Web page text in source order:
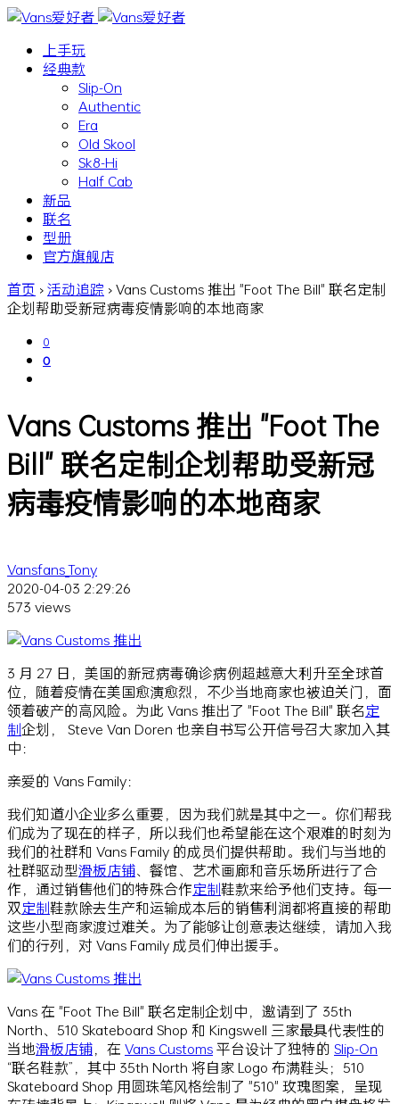
上手玩
经典款
Slip-On
Authentic
Era
Old Skool
Sk8-Hi
Half Cab
新品
联名
型册
官方旗舰店
首页 ›活动追踪 ›Vans Customs 推出 "Foot The Bill" 联名定制
企划帮助受新冠病毒疫情影响的本地商家
0
0
Vans Customs 推出 "Foot The
Bill" 联名定制企划帮助受新冠
病毒疫情影响的本地商家
Vansfans_Tony
2020-04-03 2:29:26
573 views
3 月 27 日，美国的新冠病毒确诊病例超越意大利升至全球首
位，随着疫情在美国愈演愈烈，不少当地商家也被迫关门，面
领着破产的高风险。为此 Vans 推出了 "Foot The Bill" 联名定
制企划， Steve Van Doren 也亲自书写公开信号召大家加入其
中：
亲爱的 Vans Family：
我们知道小企业多么重要，因为我们就是其中之一。你们帮我
们成为了现在的样子，所以我们也希望能在这个艰难的时刻为
我们的社群和 Vans Family 的成员们提供帮助。我们与当地的
社群驱动型滑板店铺、餐馆、艺术画廊和音乐场所进行了合
作，通过销售他们的特殊合作定制鞋款来给予他们支持。每一
双定制鞋款除去生产和运输成本后的销售利润都将直接的帮助
这些小型商家渡过难关。为了能够让创意表达继续，请加入我
们的行列，对 Vans Family 成员们伸出援手。
Vans 在 "Foot The Bill" 联名定制企划中，邀请到了 35th
North、510 Skateboard Shop 和 Kingswell 三家最具代表性的
当地滑板店铺 ，在 Vans Customs平台设计了独特的 Slip-On
“联名鞋款”，其中 35th North 将自家 Logo 布满鞋头；510
Skateboard Shop 用圆珠笔风格绘制了 "510" 玫瑰图案，呈现